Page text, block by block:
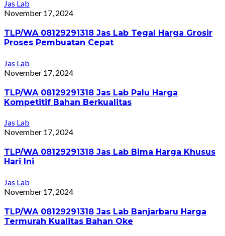
Jas Lab
November 17, 2024
TLP/WA 08129291318 Jas Lab Tegal Harga Grosir
Proses Pembuatan Cepat
Jas Lab
November 17, 2024
TLP/WA 08129291318 Jas Lab Palu Harga
Kompetitif Bahan Berkualitas
Jas Lab
November 17, 2024
TLP/WA 08129291318 Jas Lab Bima Harga Khusus
Hari Ini
Jas Lab
November 17, 2024
TLP/WA 08129291318 Jas Lab Banjarbaru Harga
Termurah Kualitas Bahan Oke